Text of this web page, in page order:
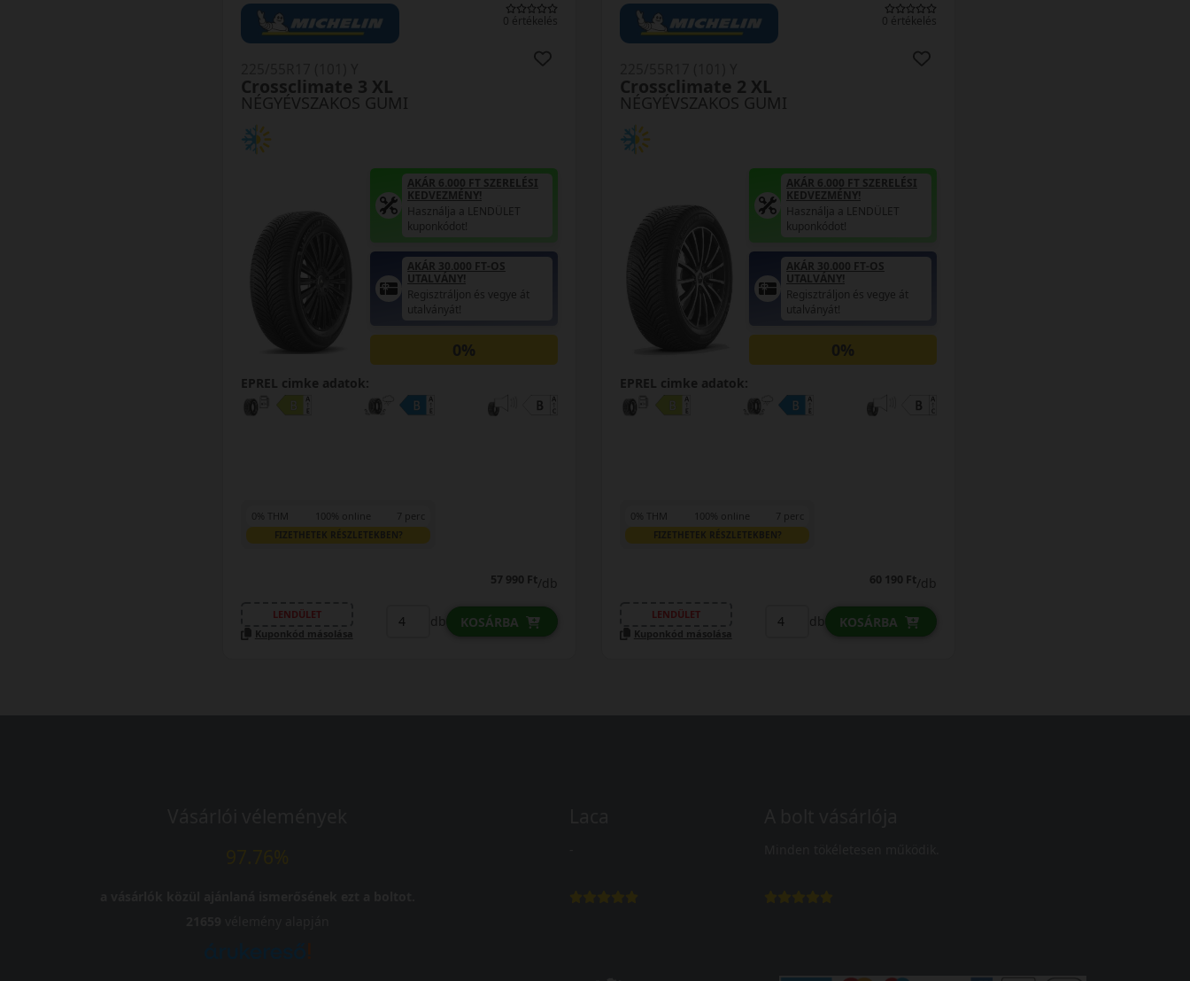
0 értékelés
NÉGYÉVSZAKOS GUMI
Crossclimate 3 XL
AKÁR 6.000 FT SZERELÉSI
KEDVEZMÉNY!
Használja a LENDÜLET
kuponkódot!
AKÁR 30.000 FT-OS
UTALVÁNY!
Regisztráljon és vegye át
utalványát!
0%
EPREL cimke adatok:
0% THM 100% online 7 perc
FIZETHETEK RÉSZLETEKBEN?
57 990 Ft/db
LENDÜLET
Kuponkód másolása
db KOSÁRBA
0 értékelés
NÉGYÉVSZAKOS GUMI
Crossclimate 2 XL
AKÁR 6.000 FT SZERELÉSI
KEDVEZMÉNY!
Használja a LENDÜLET
kuponkódot!
AKÁR 30.000 FT-OS
UTALVÁNY!
Regisztráljon és vegye át
utalványát!
0%
EPREL cimke adatok:
0% THM 100% online 7 perc
FIZETHETEK RÉSZLETEKBEN?
60 190 Ft/db
LENDÜLET
Kuponkód másolása
db KOSÁRBA